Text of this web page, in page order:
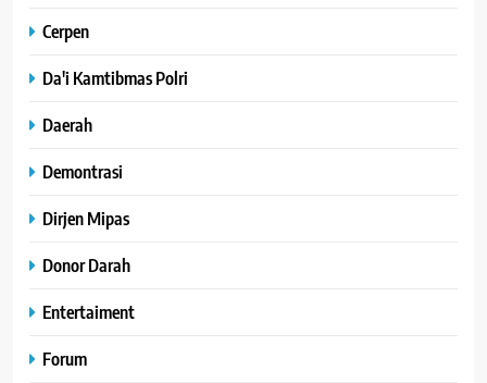
Cerpen
Da'i Kamtibmas Polri
Daerah
Demontrasi
Dirjen Mipas
Donor Darah
Entertaiment
Forum